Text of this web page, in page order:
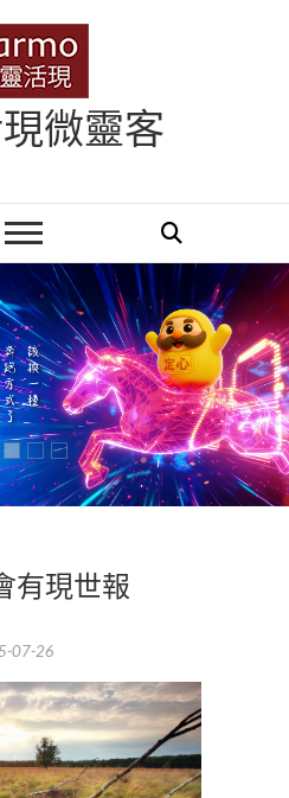
微靈客
有現世報
07-26